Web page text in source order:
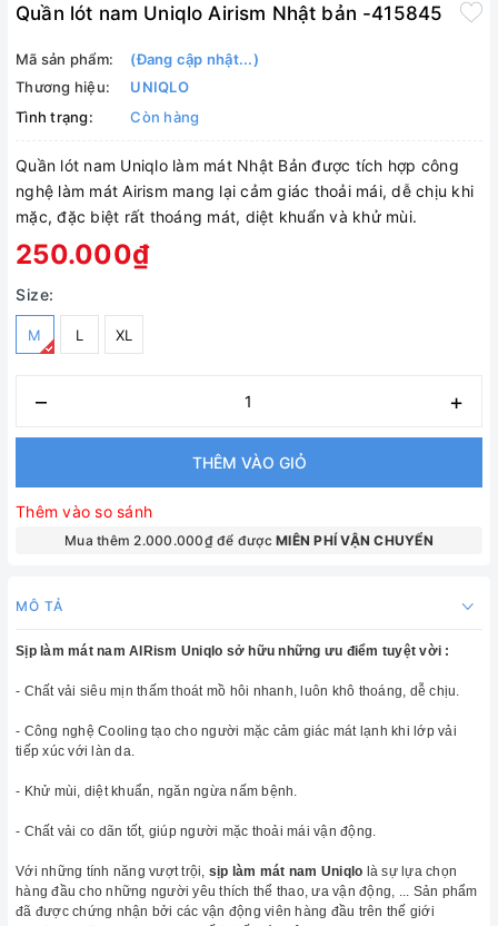
Quần lót nam Uniqlo Airism Nhật bản -415845
Mã sản phẩm:
(Đang cập nhật...)
Thương hiệu:
UNIQLO
Tình trạng:
Còn hàng
Quần lót nam Uniqlo làm mát Nhật Bản được tích hợp công
nghệ làm mát Airism mang lại cảm giác thoải mái, dễ chịu khi
mặc, đặc biệt rất thoáng mát, diệt khuẩn và khử mùi.
250.000₫
Size:
M L XL
– +
THÊM VÀO GIỎ
Thêm vào so sánh
Mua thêm 2.000.000₫ để đượcMIÊN PHÍ VẬN CHUYỂN
MÔ TẢ
Sịp làm mát nam AIRism Uniqlo sở hữu những ưu điểm tuyệt vời :
- Chất vải siêu mịn thấm thoát mồ hôi nhanh, luôn khô thoáng, dễ chịu.
- Công nghệ Cooling tạo cho người mặc cảm giác mát lạnh khi lớp vải
tiếp xúc với làn da.
- Khử mùi, diệt khuẩn, ngăn ngừa nấm bệnh.
- Chất vải co dãn tốt, giúp người mặc thoải mái vận động.
Với những tính năng vượt trội, sịp làm mát nam Uniqlo là sự lựa chọn
hàng đầu cho những người yêu thích thể thao, ưa vận động, ... Sản phẩm
đã được chứng nhận bởi các vận động viên hàng đầu trên thế giới